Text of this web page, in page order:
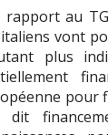
rapport au
vont
plus
pour
dit